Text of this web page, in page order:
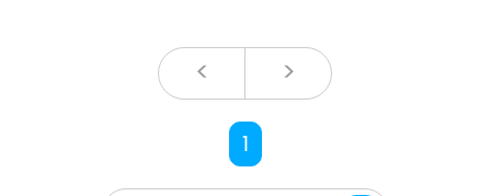
permanent resident of the
village.
< >
1